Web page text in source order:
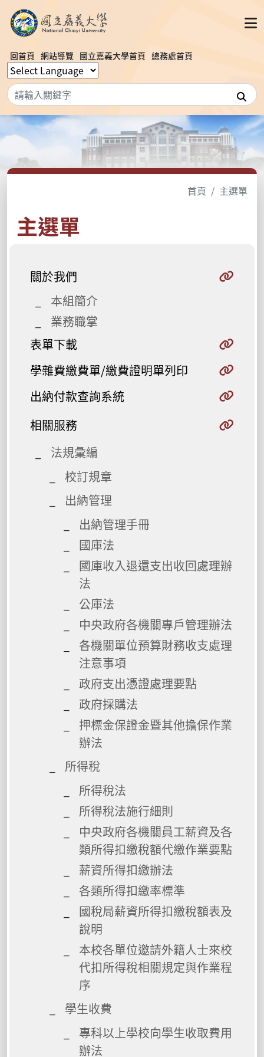
回首頁 網站導覽 國立嘉義大學首頁 總務處首頁
搜尋
首頁 主選單
主選單
關於我們
本組簡介
業務職掌
表單下載
學雜費繳費單/繳費證明單列印
出納付款查詢系統
相關服務
法規彙編
校訂規章
出納管理
出納管理手冊
國庫法
國庫收入退還支出收回處理辦
法
公庫法
中央政府各機關專戶管理辦法
各機關單位預算財務收支處理
注意事項
政府支出憑證處理要點
政府採購法
押標金保證金暨其他擔保作業
辦法
所得稅
所得稅法
所得稅法施行細則
中央政府各機關員工薪資及各
類所得扣繳稅額代繳作業要點
薪資所得扣繳辦法
各類所得扣繳率標準
國稅局薪資所得扣繳稅額表及
說明
本校各單位邀請外籍人士來校
代扣所得稅相關規定與作業程
序
學生收費
專科以上學校向學生收取費用
辦法